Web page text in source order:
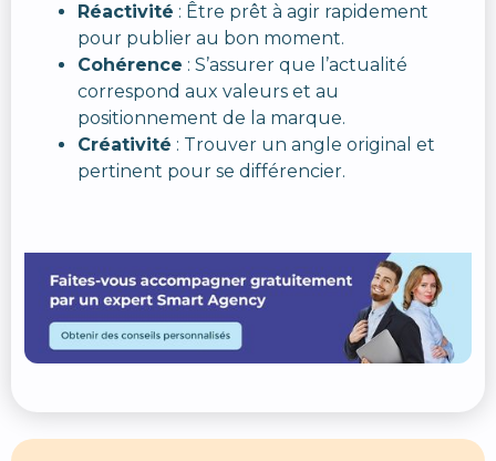
Réactivité : Être prêt à agir rapidement
pour publier au bon moment.
Cohérence : S’assurer que l’actualité
correspond aux valeurs et au
positionnement de la marque.
Créativité : Trouver un angle original et
pertinent pour se différencier.